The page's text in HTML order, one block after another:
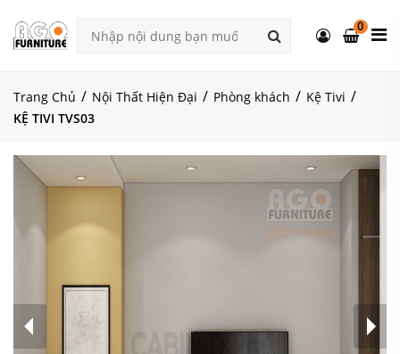
0
Trang Chủ Nội Thất Hiện Đại Phòng khách
Kệ Tivi
KỆ TIVI TVS03